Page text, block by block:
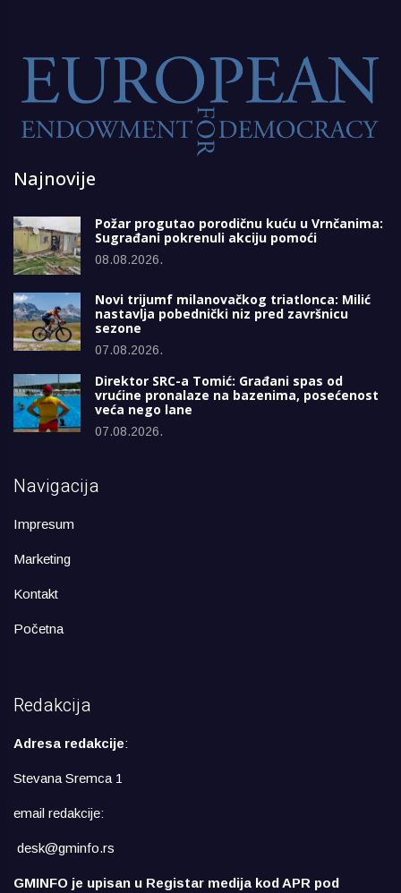
Najnovije
Požar progutao porodičnu kuću u Vrnčanima:
Sugrađani pokrenuli akciju pomoći
08.08.2026.
Novi trijumf milanovačkog triatlonca: Milić
nastavlja pobednički niz pred završnicu
sezone
07.08.2026.
Direktor SRC-a Tomić: Građani spas od
vrućine pronalaze na bazenima, posećenost
veća nego lane
07.08.2026.
Navigacija
Impresum
Marketing
Kontakt
Početna
Redakcija
Adresa redakcije:
Stevana Sremca 1
email redakcije:
desk@gminfo.rs
GMINFO je upisan u Registar medija kod APR pod